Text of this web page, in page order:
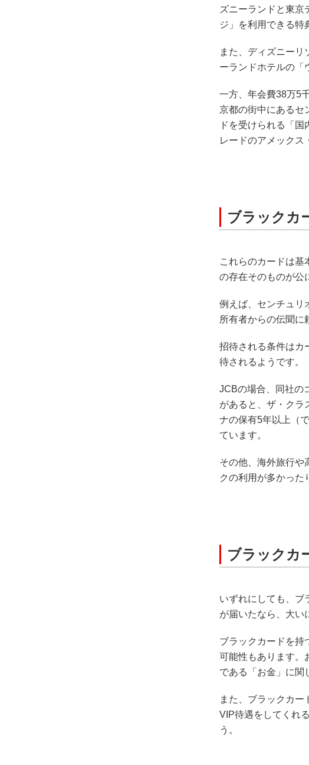
ズニーランドと東京
ジ」を利用できる特
また、ディズニー
ーランドホテルの「
一方、年会費38万5
京都の街中にあるセ
ドを受けられる「
レードのアメックス
ブラックカ
これらのカードは基
の存在そのものが公
例えば、センチュリ
所有者からの伝聞に
招待される条件はカ
待されるようです。
JCBの場合、同社の
があると、ザ・クラ
ナの保有5年以上（
ています。
その他、海外旅行や
クの利用が多かった
ブラックカ
いずれにしても、ブ
が届いたなら、大い
ブラックカードを持
可能性もあります。
である「お金」に関
また、ブラックカ
VIP待遇をしてくれ
う。